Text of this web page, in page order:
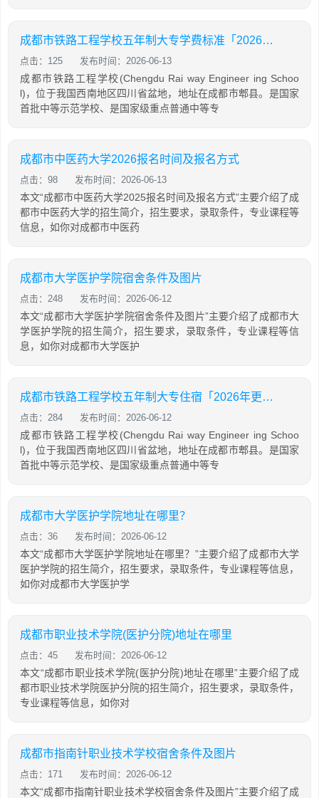
成都市铁路工程学校五年制大专学费标准「2026年更新」
点击：125 发布时间：2026-06-13
成都市铁路工程学校(Chengdu Rai way Engineer ing Schoo
l)，位于我国西南地区四川省盆地，地址在成都市郫县。是国家
首批中等示范学校、是国家级重点普通中等专
成都市中医药大学2026报名时间及报名方式
点击：98 发布时间：2026-06-13
本文“成都市中医药大学2025报名时间及报名方式”主要介绍了成
都市中医药大学的招生简介，招生要求，录取条件，专业课程等
信息，如你对成都市中医药
成都市大学医护学院宿舍条件及图片
点击：248 发布时间：2026-06-12
本文“成都市大学医护学院宿舍条件及图片”主要介绍了成都市大
学医护学院的招生简介，招生要求，录取条件，专业课程等信
息，如你对成都市大学医护
成都市铁路工程学校五年制大专住宿「2026年更新」
点击：284 发布时间：2026-06-12
成都市铁路工程学校(Chengdu Rai way Engineer ing Schoo
l)，位于我国西南地区四川省盆地，地址在成都市郫县。是国家
首批中等示范学校、是国家级重点普通中等专
成都市大学医护学院地址在哪里？
点击：36 发布时间：2026-06-12
本文“成都市大学医护学院地址在哪里？”主要介绍了成都市大学
医护学院的招生简介，招生要求，录取条件，专业课程等信息，
如你对成都市大学医护学
成都市职业技术学院(医护分院)地址在哪里
点击：45 发布时间：2026-06-12
本文“成都市职业技术学院(医护分院)地址在哪里”主要介绍了成
都市职业技术学院医护分院的招生简介，招生要求，录取条件，
专业课程等信息，如你对
成都市指南针职业技术学校宿舍条件及图片
点击：171 发布时间：2026-06-12
本文“成都市指南针职业技术学校宿舍条件及图片”主要介绍了成